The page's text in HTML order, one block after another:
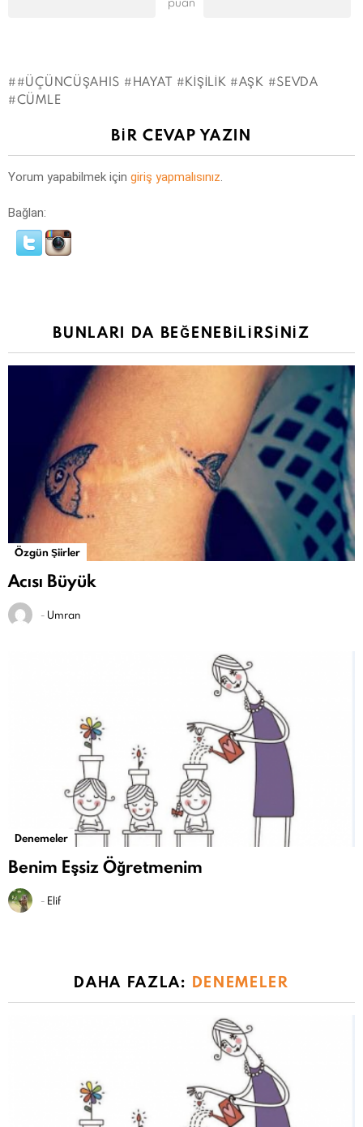
#ÜÇÜNCÜŞAHIS #HAYAT #KIŞILIK #AŞK #SEVDA
#CÜMLE
BIR CEVAP YAZIN
Yorum yapabilmek için giriş yapmalısınız.
Bağlan:
BUNLARI DA BEĞENEBILIRSINIZ
Özgün Şiirler
Acısı Büyük
- Umran
Denemeler
Benim Eşsiz Öğretmenim
- Elif
DAHA FAZLA: DENEMELER